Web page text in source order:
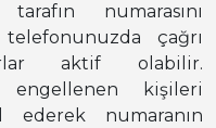
numarasını
çağrı
aktif olabilir.
engellenen kişileri
numaranın